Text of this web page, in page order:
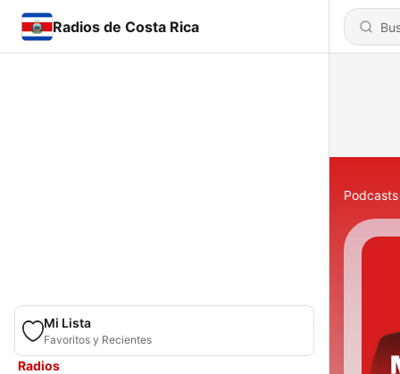
Radios de Costa Rica
Mi Lista
Favoritos y Recientes
Radios
Podcasts